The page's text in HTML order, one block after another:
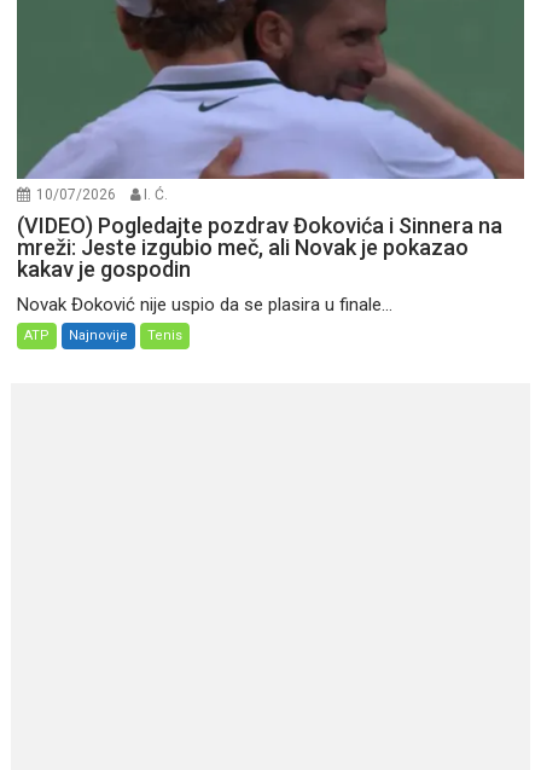
10/07/2026 I. Ć.
(VIDEO) Pogledajte pozdrav Đokovića i Sinnera na
mreži: Jeste izgubio meč, ali Novak je pokazao
kakav je gospodin
Novak Đoković nije uspio da se plasira u finale...
ATP Najnovije Tenis